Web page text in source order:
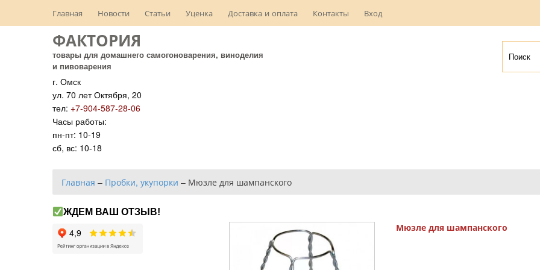
Главная Новости Статьи Уценка Доставка и оплата Контакты Вход
ФАКТОРИЯ
товары для домашнего самогоноварения, виноделия
и пивоварения
г. Омск
ул. 70 лет Октября, 20
тел: +7-904-587-28-06
Часы работы:
пн-пт: 10-19
сб, вс: 10-18
Главная – Пробки, укупорки – Мюзле для шампанского
Мюзле для шампанского
ЖДЕМ ВАШ ОТЗЫВ!